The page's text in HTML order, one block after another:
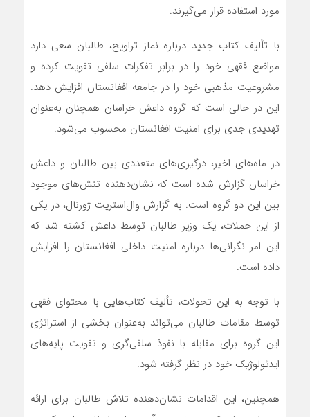
مورد استفاده قرار می‌گیرند.
با تألیف کتاب جدید درباره نماز تراویح، طالبان سعی دارد
مواضع فقهی خود را در برابر تفکرات سلفی تقویت کرده و
مشروعیت مذهبی خود را در جامعه افغانستان افزایش دهد.
این در حالی است که گروه داعش خراسان همچنان به‌عنوان
تهدیدی جدی برای امنیت افغانستان محسوب می‌شود.
در ماه‌های اخیر، درگیری‌های متعددی بین طالبان و داعش
خراسان گزارش شده است که نشان‌دهنده تنش‌های موجود
بین این دو گروه است. به گزارش وال‌استریت ژورنال، در یکی
از این حملات، یک وزیر طالبان توسط داعش کشته شد که
این امر نگرانی‌ها درباره امنیت داخلی افغانستان را افزایش
داده است.
با توجه به این تحولات، تألیف کتاب‌هایی با محتوای فقهی
توسط مقامات طالبان می‌تواند به‌عنوان بخشی از استراتژی
این گروه برای مقابله با نفوذ سلفی‌گری و تقویت پایه‌های
ایدئولوژیک خود در نظر گرفته شود.
همچنین، این اقدامات نشان‌دهنده تلاش طالبان برای ارائه